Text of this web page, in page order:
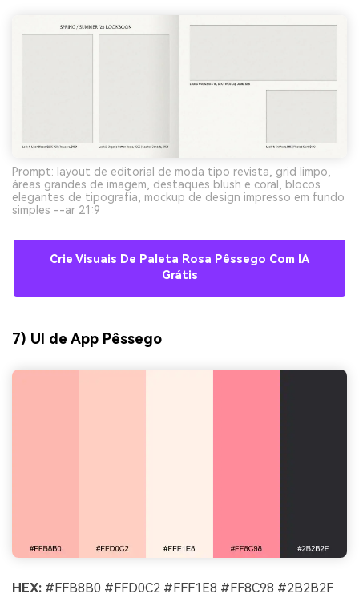
Prompt: layout de editorial de moda tipo revista, grid limpo,
áreas grandes de imagem, destaques blush e coral, blocos
elegantes de tipografia, mockup de design impresso em fundo
simples --ar 21:9
Crie Visuais De Paleta Rosa Pêssego Com IA
Grátis
7) UI de App Pêssego
HEX: #FFB8B0 #FFD0C2 #FFF1E8 #FF8C98 #2B2B2F